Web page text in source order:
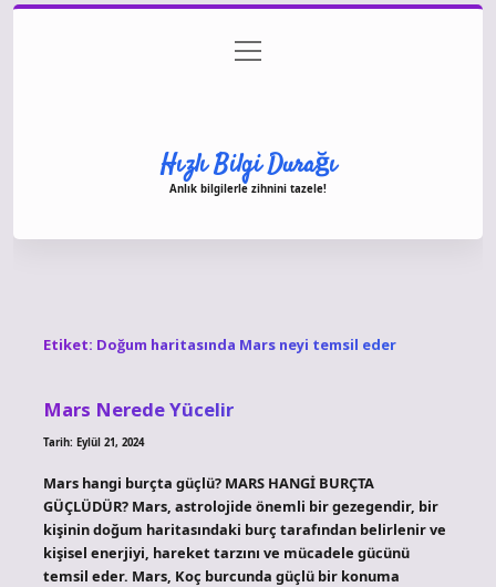
Gizlilik Politikası
menüyü
aç
Hızlı Bilgi Durağı
Anlık bilgilerle zihnini tazele!
Etiket: Doğum haritasında Mars neyi temsil eder
Mars Nerede Yücelir
Tarih: Eylül 21, 2024
Mars hangi burçta güçlü? MARS HANGİ BURÇTA
GÜÇLÜDÜR? Mars, astrolojide önemli bir gezegendir, bir
kişinin doğum haritasındaki burç tarafından belirlenir ve
kişisel enerjiyi, hareket tarzını ve mücadele gücünü
temsil eder. Mars, Koç burcunda güçlü bir konuma